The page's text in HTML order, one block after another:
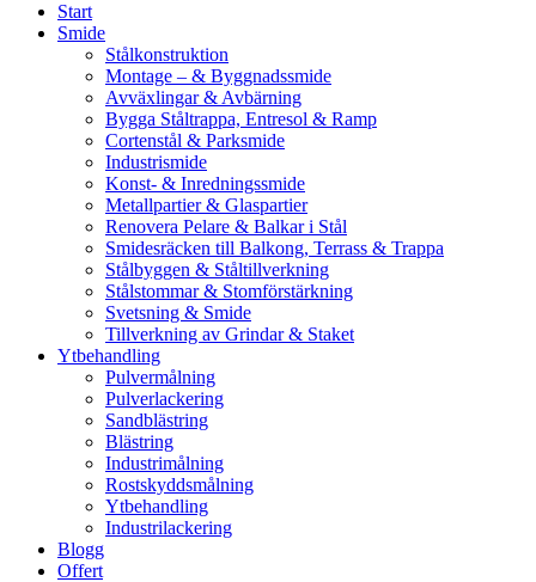
Start
Smide
Stålkonstruktion
Montage – & Byggnadssmide
Avväxlingar & Avbärning
Bygga Ståltrappa, Entresol & Ramp
Cortenstål & Parksmide
Industrismide
Konst- & Inredningssmide
Metallpartier & Glaspartier
Renovera Pelare & Balkar i Stål
Smidesräcken till Balkong, Terrass & Trappa
Stålbyggen & Ståltillverkning
Stålstommar & Stomförstärkning
Svetsning & Smide
Tillverkning av Grindar & Staket
Ytbehandling
Pulvermålning
Pulverlackering
Sandblästring
Blästring
Industrimålning
Rostskyddsmålning
Ytbehandling
Industrilackering
Blogg
Offert